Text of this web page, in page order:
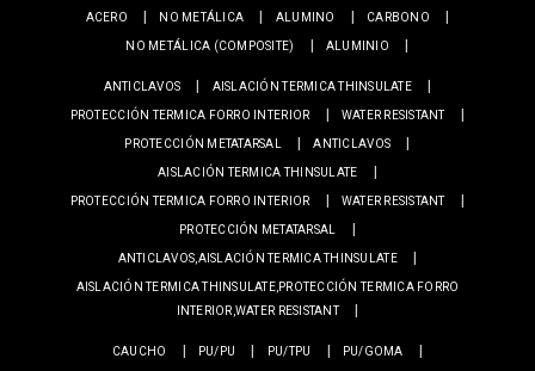
ACERO NO METÁLICA ALUMINO
CARBONO
NO METÁLICA (COMPOSITE)
ALUMINIO
ANTICLAVOS
AISLACIÓN TERMICA THINSULATE
PROTECCIÓN TERMICA FORRO INTERIOR
WATER RESISTANT
PROTECCIÓN METATARSAL
ANTICLAVOS
AISLACIÓN TERMICA THINSULATE
PROTECCIÓN TERMICA FORRO INTERIOR
WATER RESISTANT
PROTECCIÓN METATARSAL
ANTICLAVOS,AISLACIÓN TERMICA THINSULATE
AISLACIÓN TERMICA THINSULATE,PROTECCIÓN TERMICA FORRO
INTERIOR,WATER RESISTANT
CAUCHO PU/PU PU/TPU PU/GOMA